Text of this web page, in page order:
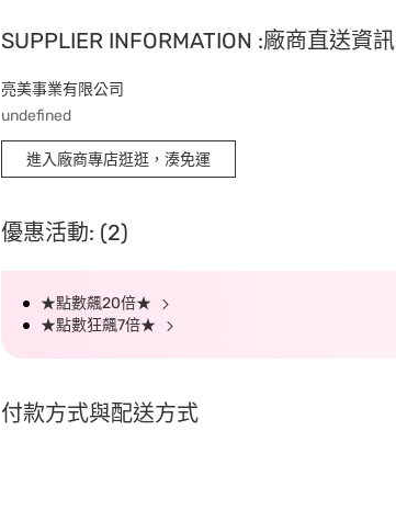
SUPPLIER INFORMATION :廠商直送資訊
亮美事業有限公司
undefined
進入廠商專店逛逛，湊免運
優惠活動: (2)
★點數飆20倍★
★點數狂飆7倍★
付款方式與配送方式